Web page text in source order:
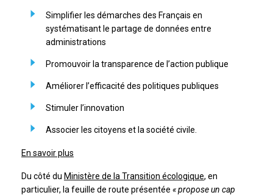
Simplifier les démarches des Français en
systématisant le partage de données entre
administrations
Promouvoir la transparence de l’action publique
Améliorer l’efficacité des politiques publiques
Stimuler l’innovation
Associer les citoyens et la société civile.
En savoir plus
Du côté du Ministère de la Transition écologique, en
particulier, la feuille de route présentée « propose un cap